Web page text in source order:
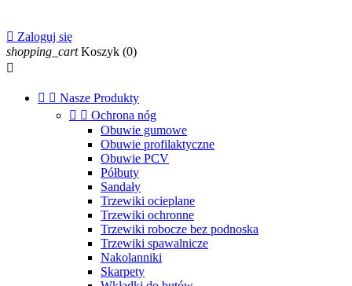
 Zaloguj się
shopping_cart Koszyk (0)

  Nasze Produkty
  Ochrona nóg
Obuwie gumowe
Obuwie profilaktyczne
Obuwie PCV
Półbuty
Sandały
Trzewiki ocieplane
Trzewiki ochronne
Trzewiki robocze bez podnoska
Trzewiki spawalnicze
Nakolanniki
Skarpety